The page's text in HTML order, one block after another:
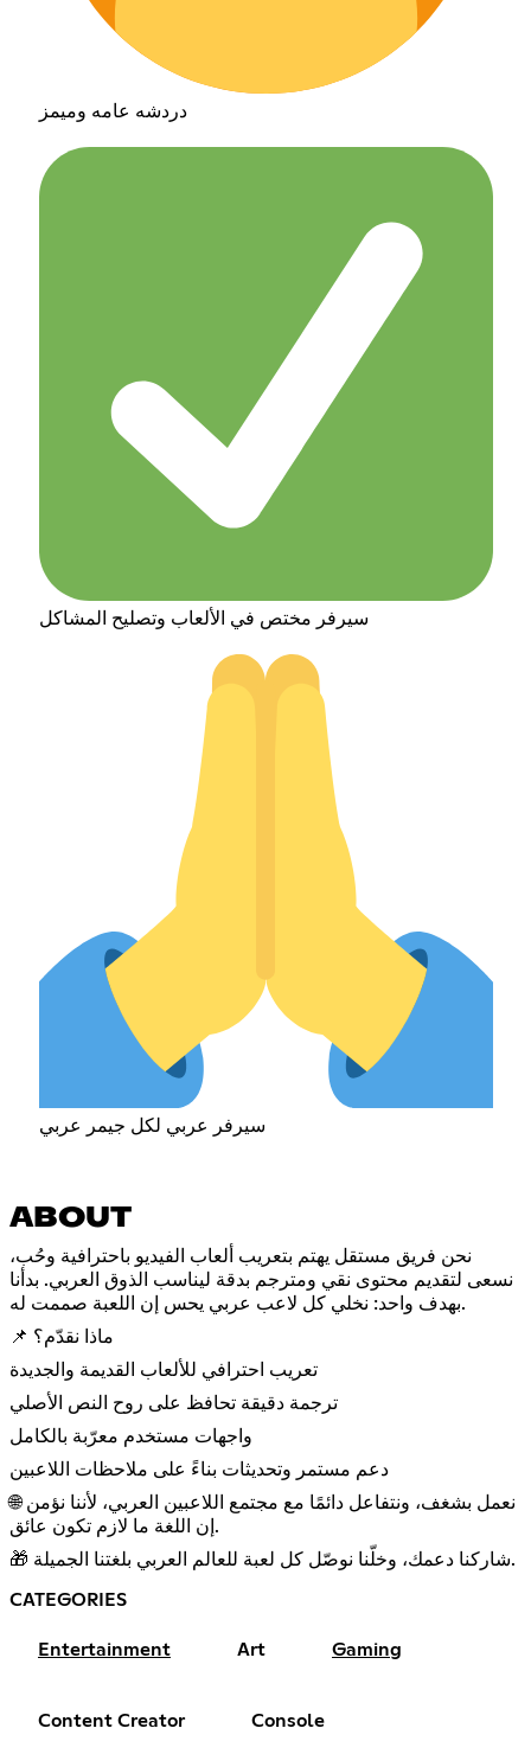
دردشه عامه وميمز
سيرفر مختص في الألعاب وتصليح المشاكل
سيرفر عربي لكل جيمر عربي
ABOUT
نحن فريق مستقل يهتم بتعريب ألعاب الفيديو باحترافية وحُب،
نسعى لتقديم محتوى نقي ومترجم بدقة ليناسب الذوق العربي. بدأنا
بهدف واحد: نخلي كل لاعب عربي يحس إن اللعبة صممت له.
📌 ماذا نقدّم؟
تعريب احترافي للألعاب القديمة والجديدة
ترجمة دقيقة تحافظ على روح النص الأصلي
واجهات مستخدم معرّبة بالكامل
دعم مستمر وتحديثات بناءً على ملاحظات اللاعبين
🌐 نعمل بشغف، ونتفاعل دائمًا مع مجتمع اللاعبين العربي، لأننا نؤمن
إن اللغة ما لازم تكون عائق.
🎁 شاركنا دعمك، وخلّنا نوصّل كل لعبة للعالم العربي بلغتنا الجميلة.
CATEGORIES
Entertainment Art Gaming
Content Creator Console